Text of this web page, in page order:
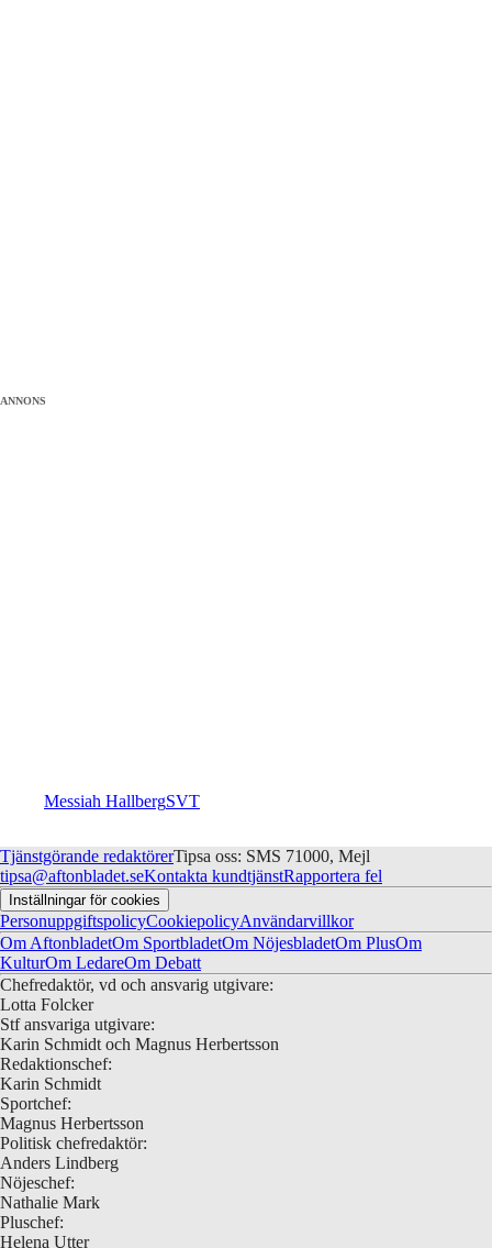
ANNONS
Messiah HallbergSVT
Tjänstgörande redaktörerTipsa oss: SMS 71000, Mejl
tipsa@aftonbladet.seKontakta kundtjänstRapportera fel
Inställningar för cookies
PersonuppgiftspolicyCookiepolicyAnvändarvillkor
Om AftonbladetOm SportbladetOm NöjesbladetOm PlusOm
KulturOm LedareOm Debatt
Chefredaktör, vd och ansvarig utgivare:
Lotta Folcker
Stf ansvariga utgivare:
Karin Schmidt och Magnus Herbertsson
Redaktionschef:
Karin Schmidt
Sportchef:
Magnus Herbertsson
Politisk chefredaktör:
Anders Lindberg
Nöjeschef:
Nathalie Mark
Pluschef:
Helena Utter